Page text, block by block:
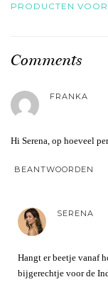
PRODUCTEN
Comments
FRANKA
Hi Serena, op hoeveel
BEANTWOORDEN
SERENA
Hangt er beetje vanaf
bijgerechtje voor de